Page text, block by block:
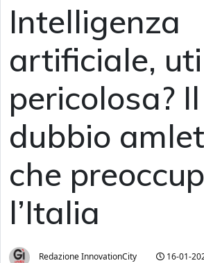
Intelligenza
artificiale,
pericolosa? Il
dubbio
che
l’Italia
Redazione InnovationCity 16-01-